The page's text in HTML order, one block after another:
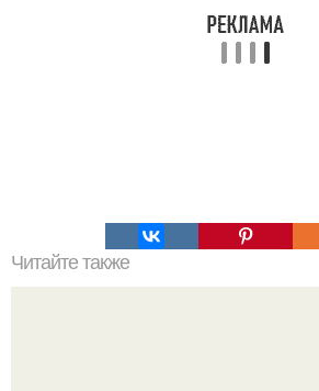
Читайте также